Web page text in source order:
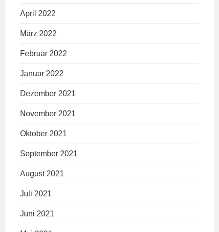
April 2022
März 2022
Februar 2022
Januar 2022
Dezember 2021
November 2021
Oktober 2021
September 2021
August 2021
Juli 2021
Juni 2021